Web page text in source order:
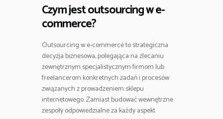
Czym jest outsourcing w e-
commerce?
Outsourcing w e-commerce to strategiczna
decyzja biznesowa, polegająca na zlecaniu
zewnętrznym specjalistycznym firmom lub
freelancerom konkretnych zadań i procesów
związanych z prowadzeniem sklepu
internetowego. Zamiast budować wewnętrzne
zespoły odpowiedzialne za każdy aspekt